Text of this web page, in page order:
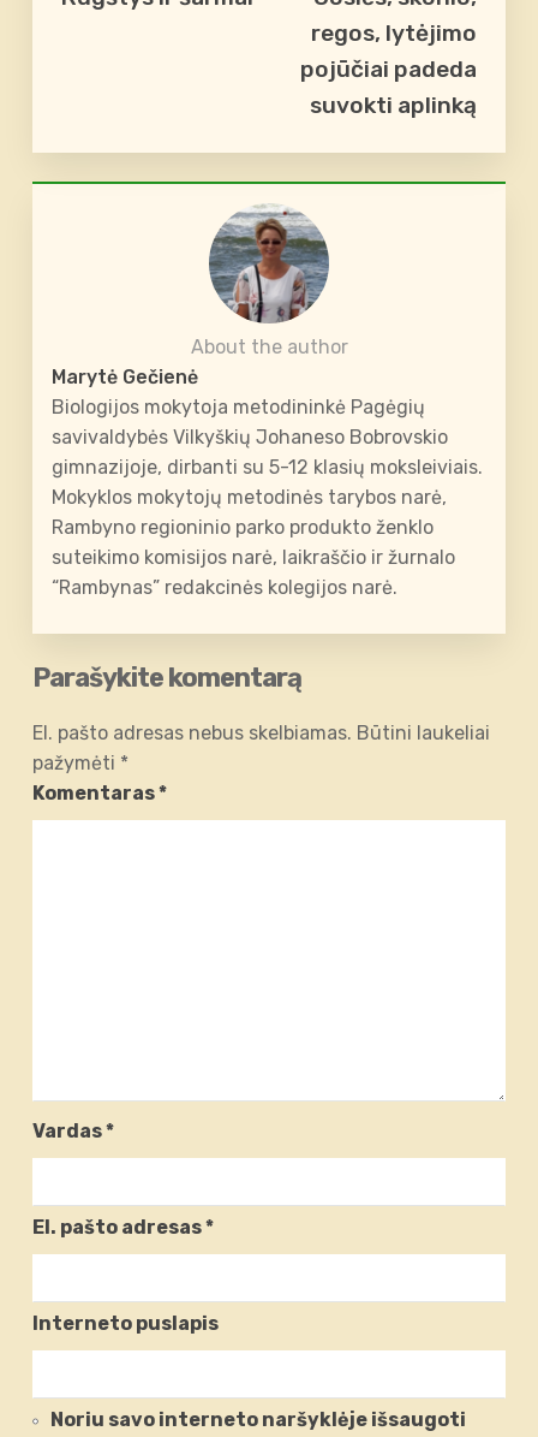
regos, lytėjimo
pojūčiai padeda
suvokti aplinką
About the author
Marytė Gečienė
Biologijos mokytoja metodininkė Pagėgių
savivaldybės Vilkyškių Johaneso Bobrovskio
gimnazijoje, dirbanti su 5-12 klasių moksleiviais.
Mokyklos mokytojų metodinės tarybos narė,
Rambyno regioninio parko produkto ženklo
suteikimo komisijos narė, laikraščio ir žurnalo
“Rambynas” redakcinės kolegijos narė.
Parašykite komentarą
El. pašto adresas nebus skelbiamas. Būtini laukeliai
pažymėti *
Komentaras*
Vardas*
El. pašto adresas*
Interneto puslapis
Noriu savo interneto naršyklėje išsaugoti